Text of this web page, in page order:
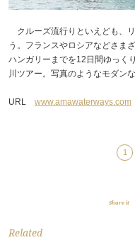
クルーズ流行りといえども、
う。フランスやロシアなどさま
ハンガリーまでを12日間ゆっく
川ツアー。写真のようなモダン
URL www.amawaterways.com
1
Share it
Related